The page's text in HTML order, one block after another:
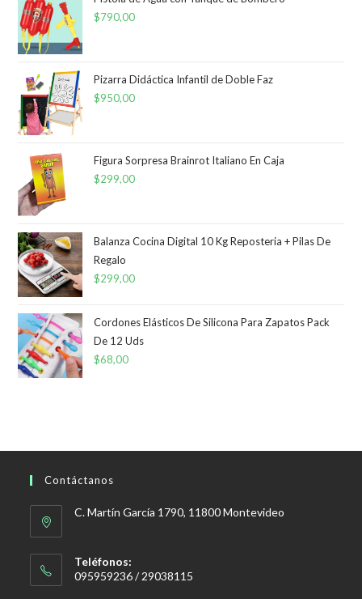
$790,00
Pizarra Didáctica Infantil de Doble Faz
$950,00
Figura Sorpresa Brainrot Italiano En Caja
$299,00
Balanza Cocina Digital 10 Kg Reposteria + Pilas De
Regalo
$299,00
Cordones Elásticos De Silicona Para Zapatos Pack
De 12 Uds
$68,00
Contáctanos
C. Martín García 1790, 11800 Montevideo
Teléfonos:
095959236 / 29038115